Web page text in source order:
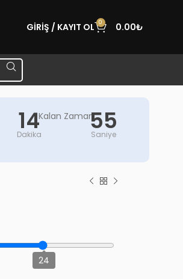
GIRIŞ / KAYIT OL 0 0.00₺
Kalan Zaman
14
Dakika 54
Saniye
24